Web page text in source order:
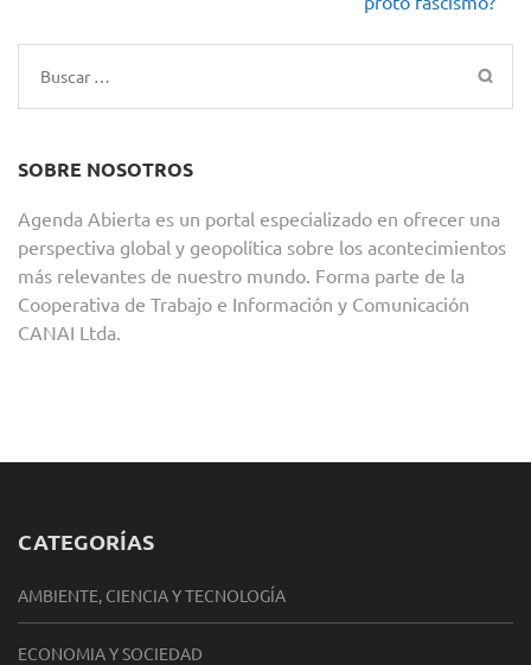
Buscar:
SOBRE NOSOTROS
Agenda Abierta es un portal especializado en ofrecer una
perspectiva global y geopolítica sobre los acontecimientos
más relevantes de nuestro mundo. Forma parte de la
Cooperativa de Trabajo e Información y Comunicación
CANAI Ltda.
CATEGORÍAS
AMBIENTE, CIENCIA Y TECNOLOGÍA
ECONOMIA Y SOCIEDAD